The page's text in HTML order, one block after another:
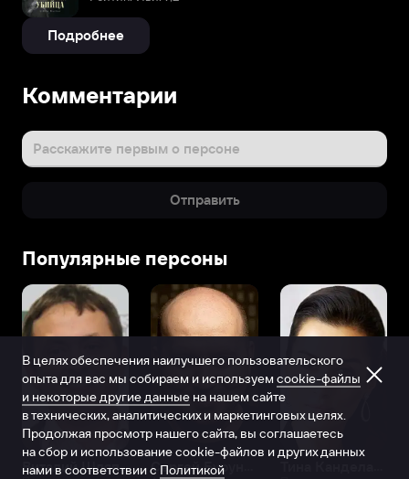
Подробнее
Комментарии
Расскажите первым о персоне
Отправить
Популярные персоны
Виталий Шляппо
В целях обеспечения наилучшего пользовательского
опыта для вас мы собираем и используем cookie-файлы
и некоторые другие данные на нашем сайте
в технических, аналитических и маркетинговых целях.
Продолжая просмотр нашего сайта, вы соглашаетесь
на сбор и использование cookie-файлов и других данных
нами в соответствии с Политикой